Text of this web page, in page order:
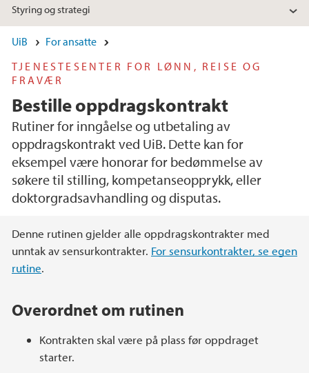
Styring og strategi
UiB
For ansatte
TJENESTESENTER FOR LØNN, REISE OG
FRAVÆR
Bestille oppdragskontrakt
Rutiner for inngåelse og utbetaling av
oppdragskontrakt ved UiB. Dette kan for
eksempel være honorar for bedømmelse av
søkere til stilling, kompetanseopprykk, eller
doktorgradsavhandling og disputas.
Hovedinnhold
Denne rutinen gjelder alle oppdragskontrakter med
unntak av sensurkontrakter. For sensurkontrakter, se egen
rutine.
Overordnet om rutinen
Kontrakten skal være på plass før oppdraget
starter.